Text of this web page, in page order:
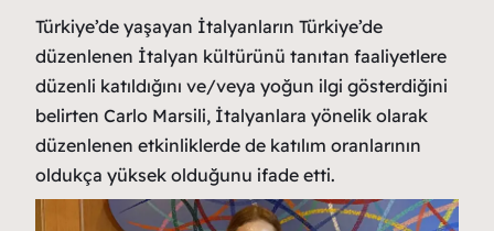
Türkiye’de yaşayan İtalyanların Türkiye’de
düzenlenen İtalyan kültürünü tanıtan faaliyetlere
düzenli katıldığını ve/veya yoğun ilgi gösterdiğini
belirten Carlo Marsili, İtalyanlara yönelik olarak
düzenlenen etkinliklerde de katılım oranlarının
oldukça yüksek olduğunu ifade etti.